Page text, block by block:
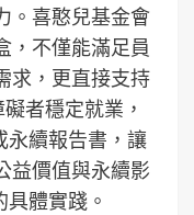
。喜憨兒基金會
，不僅能滿足員
求，更直接支持
者穩定就業，
永續報告書，讓
益價值與永續影
體實踐。